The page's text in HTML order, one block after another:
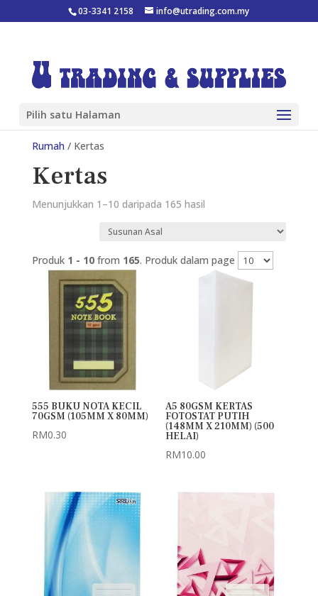
03-3341 2158 info@utrading.com.my
Pilih satu Halaman
Rumah / Kertas
Kertas
Menunjukkan 1–10 daripada 165 hasil
Produk 1 - 10from 165. Produk dalam page
555 BUKU NOTA KECIL
70GSM (105MM X 80MM)
RM0.30
A5 80GSM KERTAS
FOTOSTAT PUTIH
(148MM X 210MM) (500
HELAI)
RM10.00